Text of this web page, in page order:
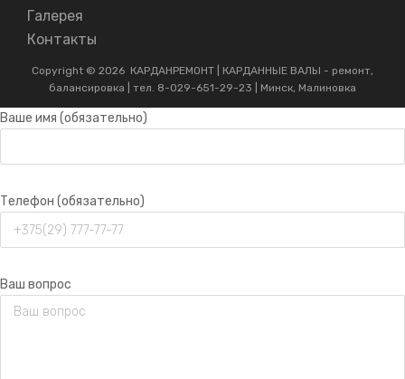
Галерея
Контакты
Copyright © 2026 КАРДАНРЕМОНТ | КАРДАННЫЕ ВАЛЫ - ремонт,
балансировка | тел. 8-029-651-29-23 | Минск, Малиновка
Ваше имя (обязательно)
Телефон (обязательно)
Ваш вопрос